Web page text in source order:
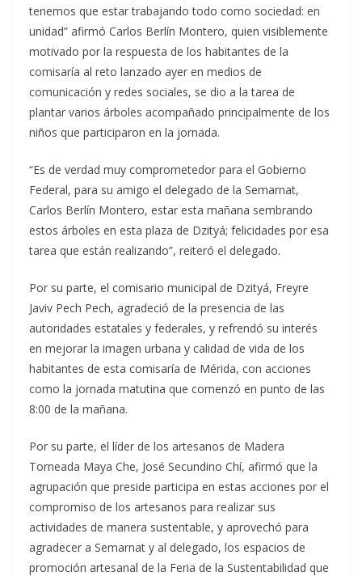
tenemos que estar trabajando todo como sociedad: en
unidad” afirmó Carlos Berlín Montero, quien visiblemente
motivado por la respuesta de los habitantes de la
comisaría al reto lanzado ayer en medios de
comunicación y redes sociales, se dio a la tarea de
plantar varios árboles acompañado principalmente de los
niños que participaron en la jornada.
“Es de verdad muy comprometedor para el Gobierno
Federal, para su amigo el delegado de la Semarnat,
Carlos Berlín Montero, estar esta mañana sembrando
estos árboles en esta plaza de Dzityá; felicidades por esa
tarea que están realizando”, reiteró el delegado.
Por su parte, el comisario municipal de Dzityá, Freyre
Javiv Pech Pech, agradeció de la presencia de las
autoridades estatales y federales, y refrendó su interés
en mejorar la imagen urbana y calidad de vida de los
habitantes de esta comisaría de Mérida, con acciones
como la jornada matutina que comenzó en punto de las
8:00 de la mañana.
Por su parte, el líder de los artesanos de Madera
Torneada Maya Che, José Secundino Chí, afirmó que la
agrupación que preside participa en estas acciones por el
compromiso de los artesanos para realizar sus
actividades de manera sustentable, y aprovechó para
agradecer a Semarnat y al delegado, los espacios de
promoción artesanal de la Feria de la Sustentabilidad que